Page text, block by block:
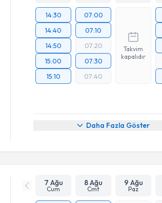
14:30
14:40
14:50
15:00
15:10
07:00
07:10
07:20
07:30
07:40
Takvim
kapalıdır
Daha Fazla Göster
7 Ağu
Cum
8 Ağu
Cmt
9 Ağu
Paz